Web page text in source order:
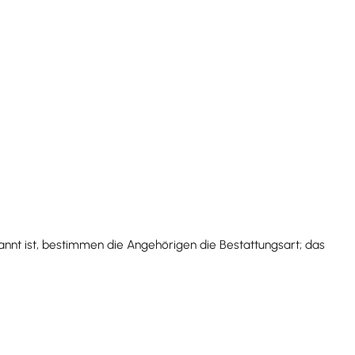
ist, bestimmen die Angehörigen die Bestattungsart; das